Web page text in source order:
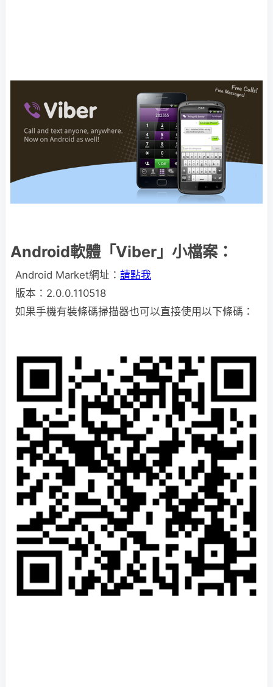
Android軟體「Viber」小檔案：
Android Market網址： 請點我
版本：2.0.0.110518
如果手機有裝條碼掃描器也可以直接使用以下條碼：